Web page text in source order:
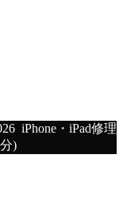
iPhone・iPad修理
)